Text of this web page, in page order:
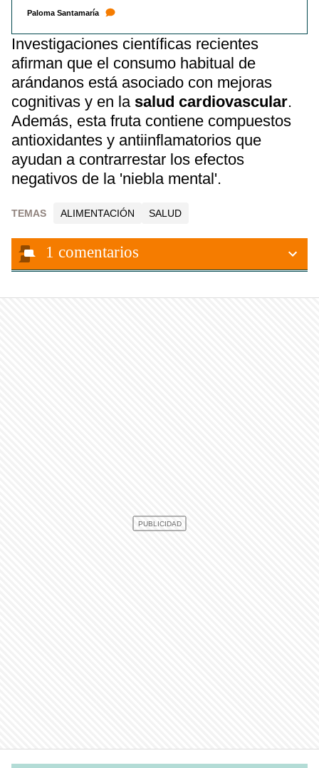
Paloma Santamaría
Investigaciones científicas recientes
afirman que el consumo habitual de
arándanos está asociado con mejoras
cognitivas y en la salud cardiovascular.
Además, esta fruta contiene compuestos
antioxidantes y antiinflamatorios que
ayudan a contrarrestar los efectos
negativos de la 'niebla mental'.
TEMAS ALIMENTACIÓN SALUD
1 comentarios